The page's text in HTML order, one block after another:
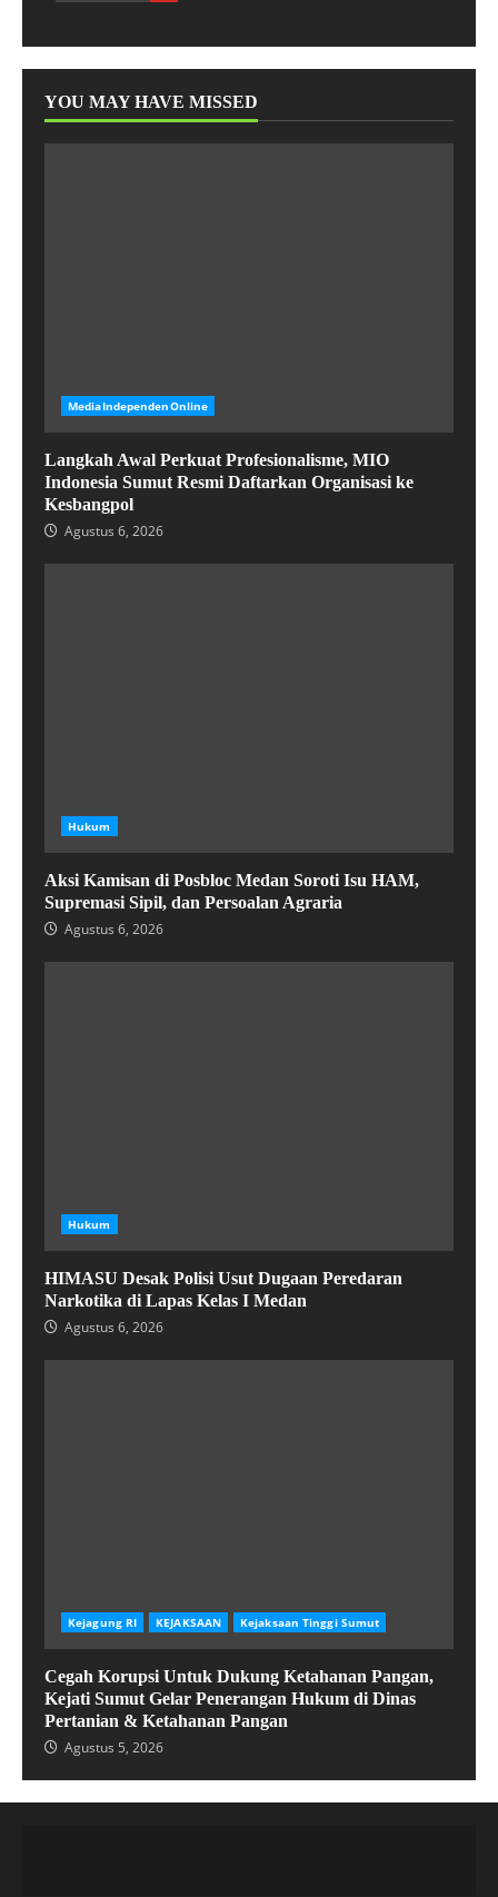
YOU MAY HAVE MISSED
MediaIndependenOnline
Langkah Awal Perkuat Profesionalisme, MIO
Indonesia Sumut Resmi Daftarkan Organisasi ke
Kesbangpol
Agustus 6, 2026
Hukum
Aksi Kamisan di Posbloc Medan Soroti Isu HAM,
Supremasi Sipil, dan Persoalan Agraria
Agustus 6, 2026
Hukum
HIMASU Desak Polisi Usut Dugaan Peredaran
Narkotika di Lapas Kelas I Medan
Agustus 6, 2026
Kejagung RI KEJAKSAAN Kejaksaan Tinggi Sumut
Cegah Korupsi Untuk Dukung Ketahanan Pangan,
Kejati Sumut Gelar Penerangan Hukum di Dinas
Pertanian & Ketahanan Pangan
Agustus 5, 2026